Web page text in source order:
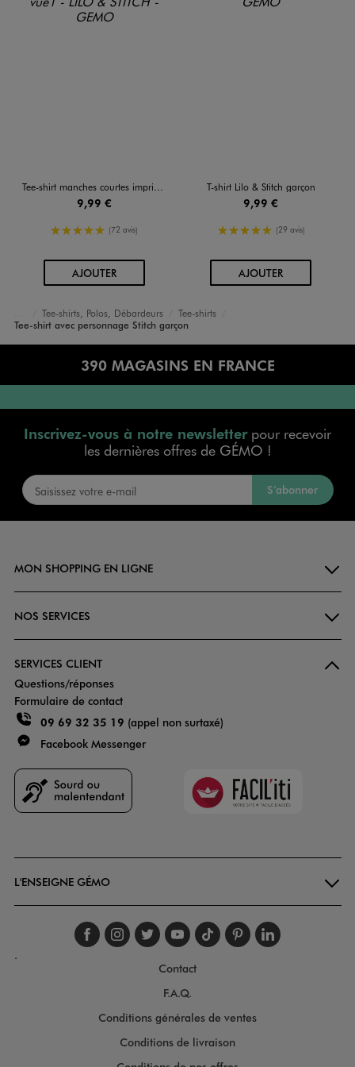
Tee-shirt manches courtes imprimé garçon - Stitch
9,99 €
5/5 de moyenne
(72 avis)
AJOUTERAU PANIER
T-shirt Lilo & Stitch garçon
9,99 €
5/5 de moyenne
(29 avis)
AJOUTERAU PANIER
Accueil
Garçon
Vêtements
Tee-shirts, Polos, Débardeurs
Tee-shirts
Tee-shirt avec personnage Stitch garçon
390 MAGASINS EN FRANCE
Inscrivez-vous à notre newsletterpour recevoir
les dernières offres de GÉMO !
S’abonner
MON SHOPPING EN LIGNE
NOS SERVICES
SERVICES CLIENT
Questions/réponses
Formulaire de contact
09 69 32 35 19 (appel non surtaxé)
Facebook Messenger
Faciliti
L'ENSEIGNE GÉMO
Suivez-nous sur
Suivez-nous sur
Suivez-nous sur
Suivez-nous
Suivez-nous
Suivez-
.
Contact
F.A.Q.
Conditions générales de ventes
Conditions de livraison